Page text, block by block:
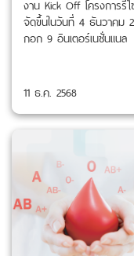
จัดขึ้นในวันที่ 4 ธันวาคม
กอก 9 อินเตอร์เนชั่นแนล
11 ธ.ค. 2568